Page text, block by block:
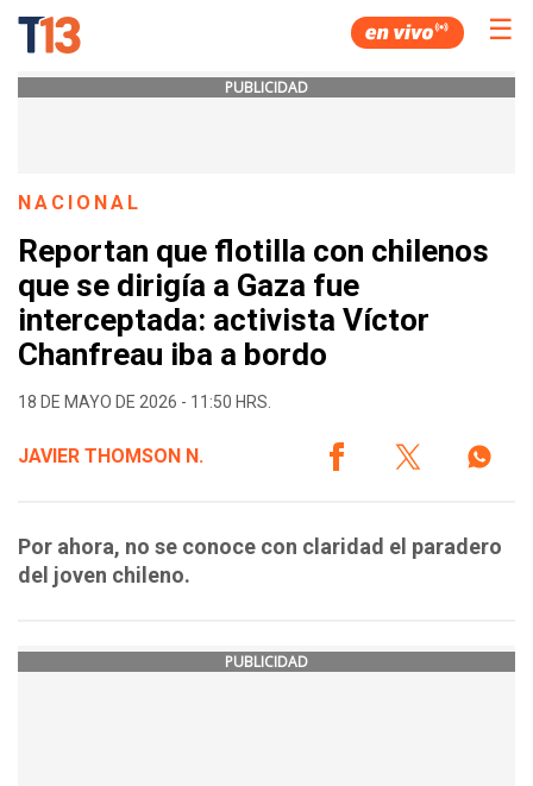
☰
PUBLICIDAD
NACIONAL
Reportan que flotilla con chilenos
que se dirigía a Gaza fue
interceptada: activista Víctor
Chanfreau iba a bordo
18 DE MAYO DE 2026 - 11:50 HRS.
JAVIER THOMSON N.
Por ahora, no se conoce con claridad el paradero
del joven chileno.
PUBLICIDAD